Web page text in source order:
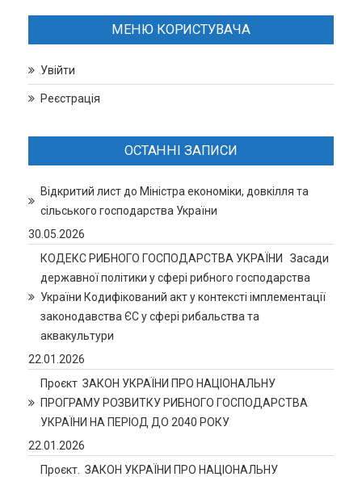
МЕНЮ КОРИСТУВАЧА
Увійти
Реєстрація
ОСТАННІ ЗАПИСИ
Відкритий лист до Міністра економіки, довкілля та
сільського господарства України
30.05.2026
КОДЕКС РИБНОГО ГОСПОДАРСТВА УКРАЇНИ Засади
державної політики у сфері рибного господарства
України Кодифікований акт у контексті імплементації
законодавства ЄС у сфері рибальства та
аквакультури
22.01.2026
Проєкт ЗАКОН УКРАЇНИ ПРО НАЦІОНАЛЬНУ
ПРОГРАМУ РОЗВИТКУ РИБНОГО ГОСПОДАРСТВА
УКРАЇНИ НА ПЕРІОД ДО 2040 РОКУ
22.01.2026
Проєкт. ЗАКОН УКРАЇНИ ПРО НАЦІОНАЛЬНУ